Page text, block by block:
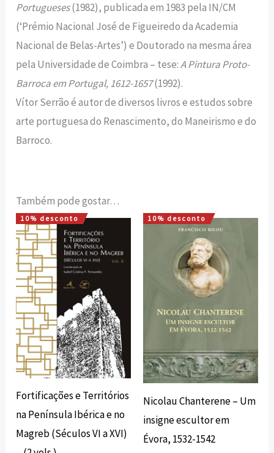
Portugueses(1982), publicada em 1983 pela IN/CM
(‘Prémio Nacional José de Figueiredo da Academia
Nacional de Belas-Artes’) e Doutorado na mesma área
pela Universidade de Coimbra – tese:A Pintura Proto-
Barroca em Portugal, 1612-1657(1992).
Vítor Serrão é autor de diversos livros e estudos sobre
arte portuguesa do Renascimento, do Maneirismo e do
Barroco.
Também pode gostar…
10% desconto
Fortificações e Territórios
na Península Ibérica e no
Magreb (Séculos VI a XVI)
O
preço
original
era:
49,82 €.
O
preço
atual
é:
44,84 €.
10% desconto
Nicolau Chanterene – Um
insigne escultor em
Évora, 1532-1542
O
preço
original
era:
14,00 €.
O
preço
atual
é:
12,60 €.